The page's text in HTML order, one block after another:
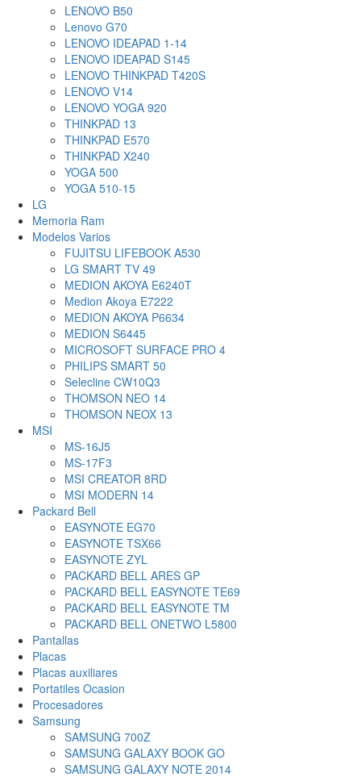
LENOVO B50
Lenovo G70
LENOVO IDEAPAD 1-14
LENOVO IDEAPAD S145
LENOVO THINKPAD T420S
LENOVO V14
LENOVO YOGA 920
THINKPAD 13
THINKPAD E570
THINKPAD X240
YOGA 500
YOGA 510-15
LG
Memoria Ram
Modelos Varios
FUJITSU LIFEBOOK A530
LG SMART TV 49
MEDION AKOYA E6240T
Medion Akoya E7222
MEDION AKOYA P6634
MEDION S6445
MICROSOFT SURFACE PRO 4
PHILIPS SMART 50
Selecline CW10Q3
THOMSON NEO 14
THOMSON NEOX 13
MSI
MS-16J5
MS-17F3
MSI CREATOR 8RD
MSI MODERN 14
Packard Bell
EASYNOTE EG70
EASYNOTE TSX66
EASYNOTE ZYL
PACKARD BELL ARES GP
PACKARD BELL EASYNOTE TE69
PACKARD BELL EASYNOTE TM
PACKARD BELL ONETWO L5800
Pantallas
Placas
Placas auxiliares
Portatiles Ocasion
Procesadores
Samsung
SAMSUNG 700Z
SAMSUNG GALAXY BOOK GO
SAMSUNG GALAXY NOTE 2014